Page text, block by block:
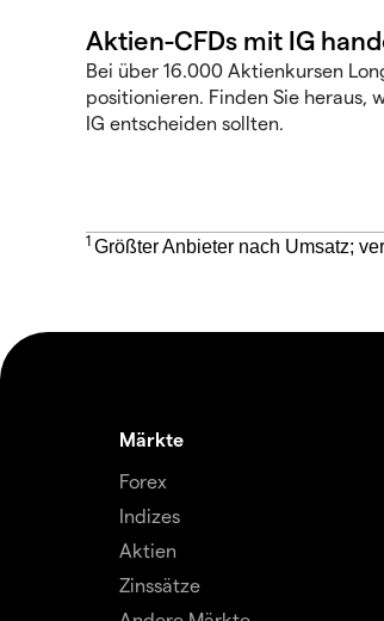
Bei über 16.000 Aktienkursen
positionieren. Finden Sie heraus,
IG entscheiden sollten.
1 Größter Anbieter nach Umsatz;
Märkte
Forex
Indizes
Aktien
Zinssätze